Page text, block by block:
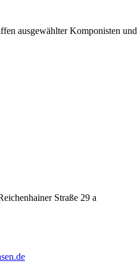
ausgewählter Komponisten und
Straße 29 a